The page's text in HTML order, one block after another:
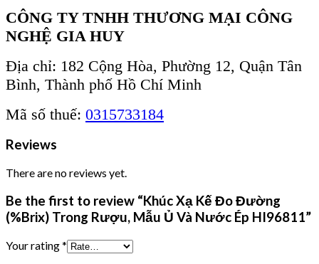
CÔNG TY TNHH THƯƠNG MẠI CÔNG
NGHỆ GIA HUY
Địa chỉ: 182 Cộng Hòa, Phường 12, Quận Tân
Bình, Thành phố Hồ Chí Minh
Mã số thuế: 0315733184
Reviews
There are no reviews yet.
Be the first to review “Khúc Xạ Kế Đo Đường
(%Brix) Trong Rượu, Mẫu Ủ Và Nước Ép HI96811”
Your rating*